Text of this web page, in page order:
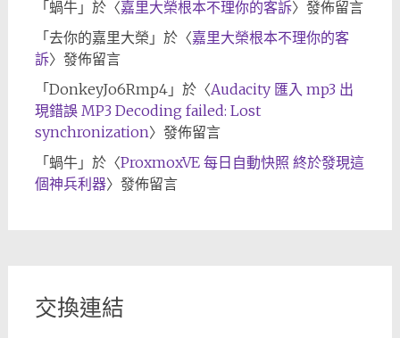
「 蝸牛」於〈嘉里大榮根本不理你的客訴〉發佈留言
「 去你的嘉里大榮 」於〈嘉里大榮根本不理你的客
訴〉發佈留言
「 DonkeyJo6Rmp4」於〈Audacity 匯入 mp3 出
現錯誤 MP3 Decoding failed: Lost
synchronization〉發佈留言
「 蝸牛」於〈ProxmoxVE 每日自動快照 終於發現這
個神兵利器〉發佈留言
交換連結